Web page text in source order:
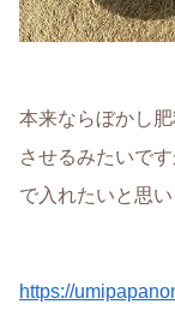
本来ならぼかし
させるみたいで
で入れたいと思
https://